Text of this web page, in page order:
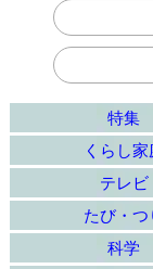
特集
くらし家
テレビ
たび・つ
科学